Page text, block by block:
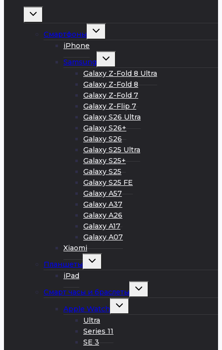
Развернуть
Смартфоны
Развернуть
iPhone
Samsung
Развернуть
меню
Galaxy Z-Fold 8 Ultra
Galaxy Z-Fold 8
Galaxy Z-Fold 7
Galaxy Z-Flip 7
Galaxy S26 Ultra
Galaxy S26+
Galaxy S26
Galaxy S25 Ultra
Galaxy S25+
Galaxy S25
Galaxy S25 FE
Galaxy A57
Galaxy A37
Galaxy A26
Galaxy A17
Galaxy A07
Xiaomi
Планшеты
Развернуть
iPad
Смарт часы и браслеты
Развернуть
Apple Watch
Развернуть
Ultra
Series 11
SE 3